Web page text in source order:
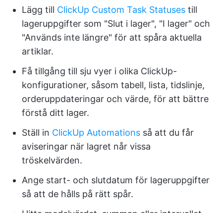
Lägg till ClickUp Custom Task Statuses till
lageruppgifter som "Slut i lager", "I lager" och
"Används inte längre" för att spåra aktuella
artiklar.
Få tillgång till sju vyer i olika ClickUp-
konfigurationer, såsom tabell, lista, tidslinje,
orderuppdateringar och värde, för att bättre
förstå ditt lager.
Ställ in ClickUp Automations så att du får
aviseringar när lagret når vissa
tröskelvärden.
Ange start- och slutdatum för lageruppgifter
så att de hålls på rätt spår.